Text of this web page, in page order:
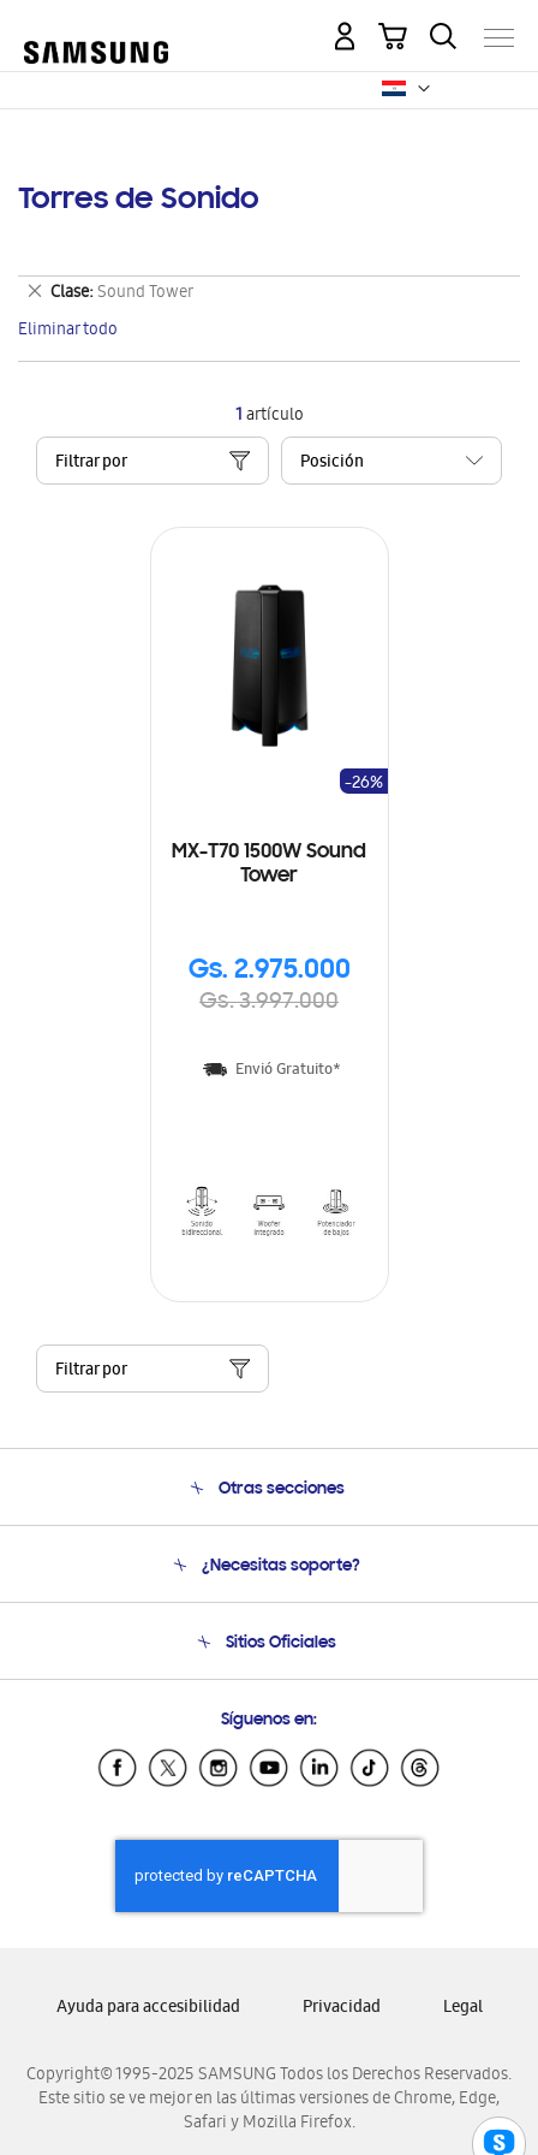
Mi carrito
Torres de Sonido
1artículo
Filtrar por
MX-T70 1500W Sound
Tower
Gs. 2.975.000
Gs. 3.997.000
-26%
Envió Gratuito*
Filtrar por
Clase Sound Tower
Eliminar
este
artículo
Eliminar todo
Otras secciones
Soporte
Seguimiento de tu pedido
¿Necesitas soporte?
Soporte vía eMail
Sitios Oficiales
Samsung Ecuador
Samsung El Salvador
Samsung Honduras
Samsung Nicaragua
Samsung Panamá
Samsung Venezuela
Síguenos en:
Copyright© 1995-2025 SAMSUNG Todos los Derechos Reservados.
Este sitio se ve mejor en las últimas versiones de Chrome, Edge,
Safari y Mozilla Firefox.
Ayuda para accesibilidad Privacidad Legal